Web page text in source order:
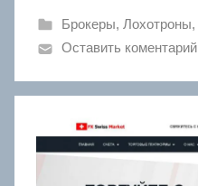
Брокеры, Лохотроны,
Оставить коментарий